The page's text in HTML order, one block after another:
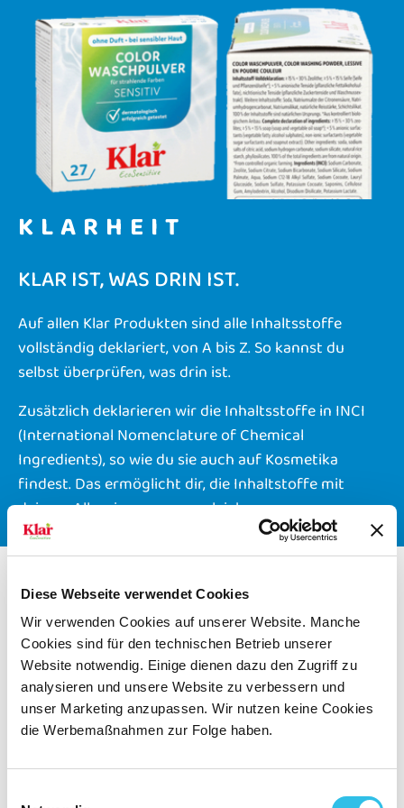
Diese Webseite verwendet Cookies
Wir verwenden Cookies auf unserer Website. Manche
Cookies sind für den technischen Betrieb unserer
Website notwendig. Einige dienen dazu den Zugriff zu
analysieren und unsere Website zu verbessern und
unser Marketing anzupassen. Wir nutzen keine Cookies
die Werbemaßnahmen zur Folge haben.
Show larger version for:
KLARHEIT
KLAR IST, WAS DRIN IST.
Auf allen Klar Produkten sind alle Inhaltsstoffe
vollständig deklariert, von A bis Z. So kannst du
selbst überprüfen, was drin ist.
Zusätzlich deklarieren wir die Inhaltsstoffe in INCI
(International Nomenclature of Chemical
Ingredients), so wie du sie auch auf Kosmetika
findest. Das ermöglicht dir, die Inhaltstoffe mit
deinem Allergiepass zu vergleichen.
Show larger version for: